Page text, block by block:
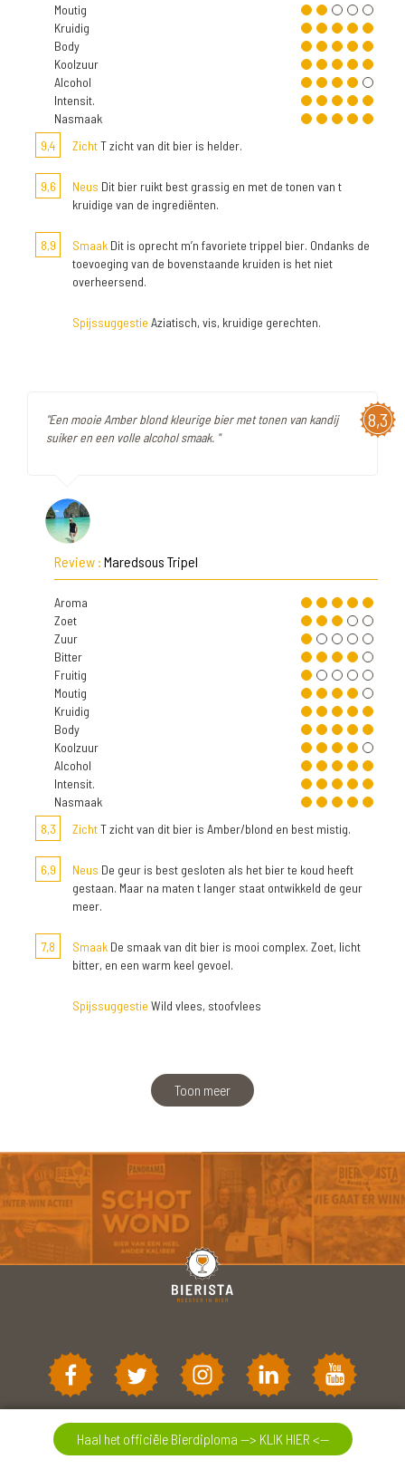
Moutig
Kruidig
Body
Koolzuur
Alcohol
Intensit.
Nasmaak
9,4
ZichtT zicht van dit bier is helder.
9,6 Neus Dit bier ruikt best grassig en met de tonen van t
kruidige van de ingrediënten.
8,9 Smaak Dit is oprecht m’n favoriete trippel bier. Ondanks de
toevoeging van de bovenstaande kruiden is het niet
overheersend.
Spijssuggestie Aziatisch, vis, kruidige gerechten.
8,3
"Een mooie Amber blond kleurige bier met tonen van kandij
suiker en een volle alcohol smaak. "
Review : Maredsous Tripel
Aroma
Zoet
Zuur
Bitter
Fruitig
Moutig
Kruidig
Body
Koolzuur
Alcohol
Intensit.
Nasmaak
8,3
ZichtT zicht van dit bier is Amber/blond en best mistig.
6,9 Neus De geur is best gesloten als het bier te koud heeft
gestaan. Maar na maten t langer staat ontwikkeld de geur
meer.
7,8 Smaak De smaak van dit bier is mooi complex. Zoet, licht
bitter, en een warm keel gevoel.
Spijssuggestie Wild vlees, stoofvlees
Toon meer
Haal het officiële Bierdiploma --> KLIK HIER <--